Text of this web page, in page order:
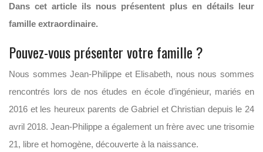
Dans cet article ils nous présentent plus en détails leur
famille extraordinaire.
Pouvez-vous présenter votre famille ?
Nous sommes Jean-Philippe et Elisabeth, nous nous sommes
rencontrés lors de nos études en école d’ingénieur, mariés en
2016 et les heureux parents de Gabriel et Christian depuis le 24
avril 2018. Jean-Philippe a également un frère avec une trisomie
21, libre et homogène, découverte à la naissance.